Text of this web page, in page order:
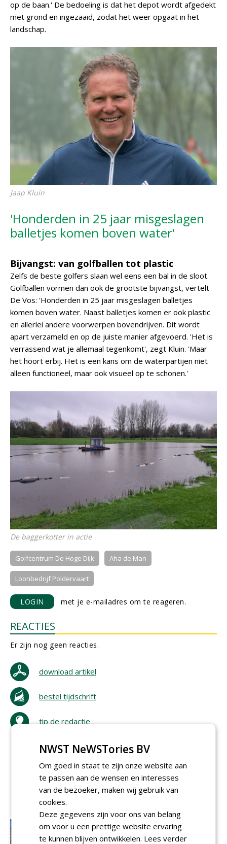
op de baan.' De bedoeling is dat het depot wordt afgedekt
met grond en ingezaaid, zodat het weer opgaat in het
landschap.
Jaap Kluin
'Honderden in 25 jaar misgeslagen
balletjes komen boven water'
Bijvangst: van golfballen tot plastic
Zelfs de beste golfers slaan wel eens een bal in de sloot.
Golfballen vormen dan ook de grootste bijvangst, vertelt
De Vos: 'Honderden in 25 jaar misgeslagen balletjes
komen boven water. Naast balletjes komen er ook plastic
en allerlei andere voorwerpen bovendrijven. Dit wordt
apart verzameld en op de juiste manier afgevoerd. 'Het is
verrassend wat je allemaal tegenkomt', zegt Kluin. 'Maar
het hoort erbij. Het is een kans om de waterpartijen niet
alleen functioneel, maar ook visueel op te schonen.'
De baggerkotter in actie
Golfcentrum De Hoge Dijk Aha de Man
Loonbedrijf Poldervaart
LOGIN met je e-mailadres om te reageren.
REACTIES
Er zijn nog geen reacties.
download artikel
bestel tijdschrift
tip de redactie
NWST NeWSTories BV
Om goed in staat te zijn onze website aan
te passen aan de wensen en interesses
van de bezoeker, maken wij gebruik van
cookies.
Deze gegevens zijn voor ons van belang
om voor u een prettige website ervaring
te kunnen blijven ontwikkelen. Lees verder